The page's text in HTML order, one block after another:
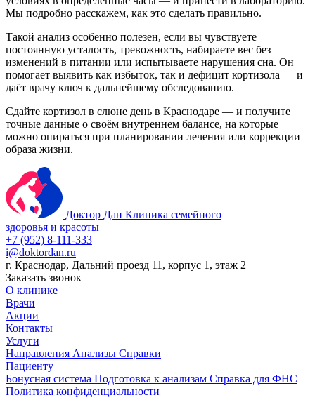
Мы подробно расскажем, как это сделать правильно.
Такой анализ особенно полезен, если вы чувствуете
постоянную усталость, тревожность, набираете вес без
изменений в питании или испытываете нарушения сна. Он
помогает выявить как избыток, так и дефицит кортизола — и
даёт врачу ключ к дальнейшему обследованию.
Сдайте кортизол в слюне день в Краснодаре — и получите
точные данные о своём внутреннем балансе, на которые
можно опираться при планировании лечения или коррекции
образа жизни.
Доктор Дан Клиника семейного
здоровья и красоты
+7 (952) 8-111-333
i@doktordan.ru
г. Краснодар, Дальний проезд 11, корпус 1, этаж 2
Заказать звонок
О клинике
Врачи
Акции
Контакты
Услуги
Направления Анализы Справки
Пациенту
Бонусная система Подготовка к анализам Справка для ФНС
Политика конфиденциальности